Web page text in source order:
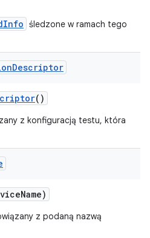
śledzone w ramach tego
Descriptor
()
z konfiguracją testu, która
Name)
z podaną nazwą